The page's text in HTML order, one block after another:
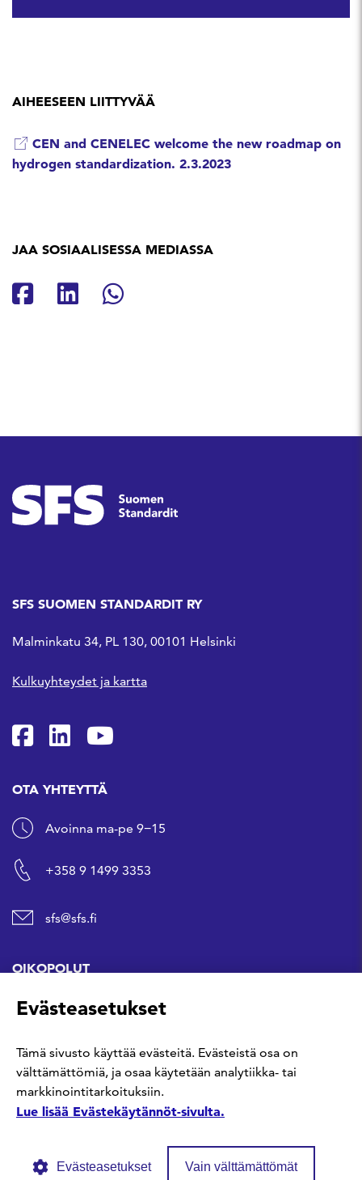
AIHEESEEN LIITTYVÄÄ
CEN and CENELEC welcome the new roadmap on
hydrogen standardization. 2.3.2023
JAA SOSIAALISESSA MEDIASSA
Jaa Facebookissa
Jaa Linkedinissä
Jaa Whatsappissa
SFS SUOMEN STANDARDIT RY
Malminkatu 34, PL 130, 00101 Helsinki
Kulkuyhteydet ja kartta
SFS Facebookissa
SFS Linkedinissä
SFS Youtubessa
OTA YHTEYTTÄ
Avoinna ma-pe 9−15
+358 9 1499 3353
sfs@sfs.fi
OIKOPOLUT
Hanki standardi
Kommentoi tekeillä olevia standardeja
Evästeasetukset
Tämä sivusto käyttää evästeitä. Evästeistä osa on
välttämättömiä, ja osaa käytetään analytiikka- tai
markkinointitarkoituksiin.
Lue lisää Evästekäytännöt-sivulta.
Evästeasetukset Vain välttämättömät